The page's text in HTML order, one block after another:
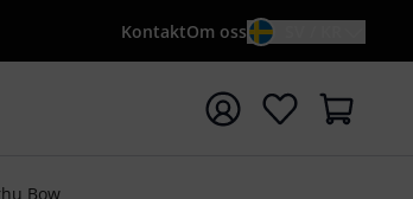
KontaktOm oss
söktermen {searchTerm}
Bow